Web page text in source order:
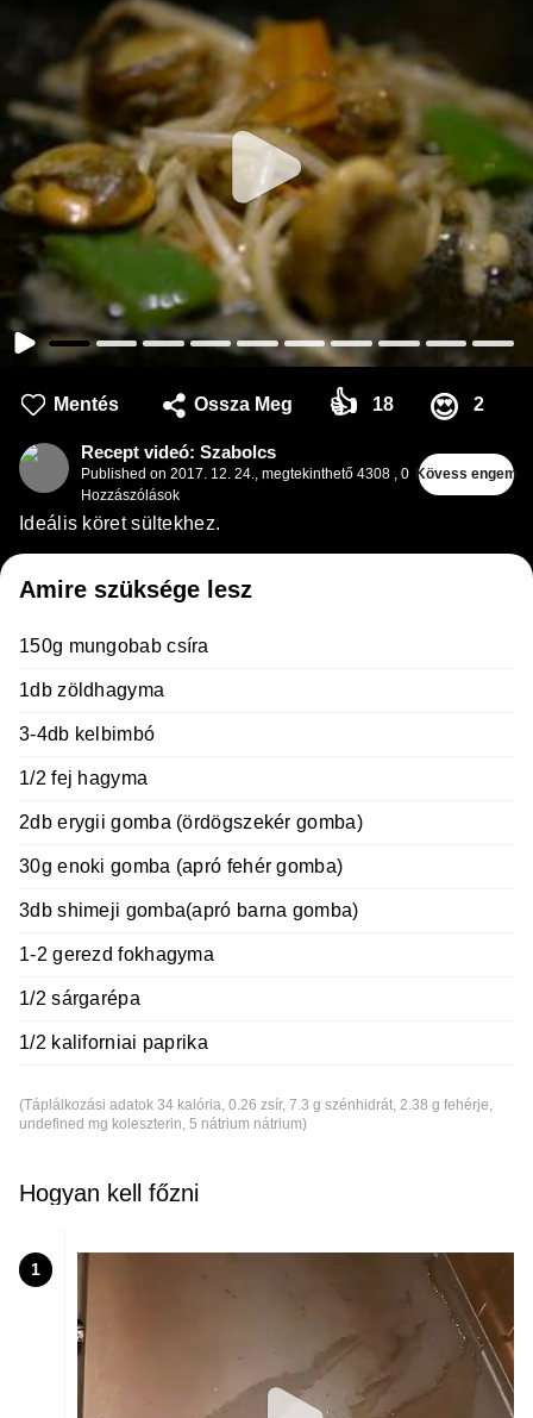
Mentés Ossza Meg 👍 18 😍 2
Recept videó: Szabolcs
Published on 2017. 12. 24., megtekinthető 4308 , 0
Hozzászólások
Kövess engem
Ideális köret sültekhez.
Amire szüksége lesz
150g mungobab csíra
1db zöldhagyma
3-4db kelbimbó
1/2 fej hagyma
2db erygii gomba (ördögszekér gomba)
30g enoki gomba (apró fehér gomba)
3db shimeji gomba(apró barna gomba)
1-2 gerezd fokhagyma
1/2 sárgarépa
1/2 kaliforniai paprika
(Táplálkozási adatok 34 kalória, 0.26 zsír, 7.3 g szénhidrát, 2.38 g fehérje,
undefined mg koleszterin, 5 nátrium nátrium)
Hogyan kell főzni
1